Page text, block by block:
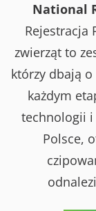
National
Rejestracja
zwierząt to
którzy dbają
każdym
technologii i
Polsce,